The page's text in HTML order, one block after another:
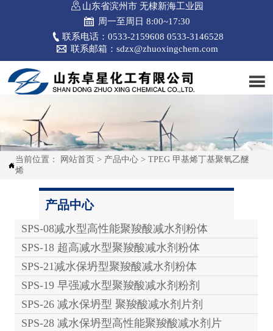
 山东省滨州市 无棣新海工业园
 周一至周日 8:00~17:30
 联系电话：0533-2159608 0533-3146528
 联系邮箱：sdzx@zhuoxingchem.com


当前位置： 网站首页 > 产品中心 >TPEG 甲基烯丁基聚氧乙醚
烯
产品中心
SPS-08减水型高性能聚羧酸减水剂粉体
SPS-18 超高减水型聚羧酸减水剂粉体
SPS-21减水保坍型聚羧酸减水剂粉体
SPS-19 早强减水型聚羧酸减水剂粉剂
SPS-26 减水保坍型 聚羧酸减水剂片剂
SPS-28 减水保坍型高性能聚羧酸减水剂片